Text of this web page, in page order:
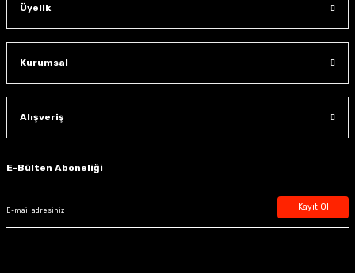
Üyelik
Kurumsal
Alışveriş
E-Bülten Aboneliği
Kayıt Ol